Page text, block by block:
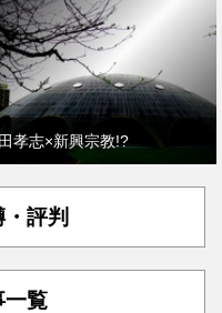
孝志×新興宗教!?
評判
一覧